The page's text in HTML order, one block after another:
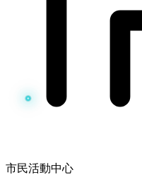
市民活動中心